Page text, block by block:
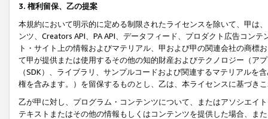
3. 権利留保、乙の提案
本規約において明示的に定める制限されたライセンスを除いて、甲は
ンツ、Creators API、PA API、データフィード、プロダクト広告コン
ト・サイト上の情報およびマテリアル、甲および甲の関連会社の商
て甲が提供または使用するその他の知的財産およびテクノロジー（ア
（SDK）、ライブラリ、サンプルコードおよび関連するマテリアル
権を含みます。）を留保するものとし、乙は、本ライセンスに基づき
乙が甲に対し、プログラム・コンテンツについて、またはアソシエイ
テキストまたはその他の情報もしくはコンテンツを提供した場合、ま